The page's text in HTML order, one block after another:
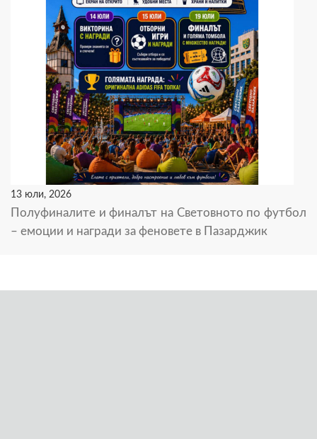
13 юли, 2026
Полуфиналите и финалът на Световното по футбол
– емоции и награди за феновете в Пазарджик